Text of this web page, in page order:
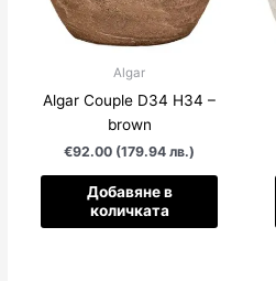
Algar
Algar Couple D34 H34 –
brown
€92.00 (179.94 лв.)
Добавяне в
количката